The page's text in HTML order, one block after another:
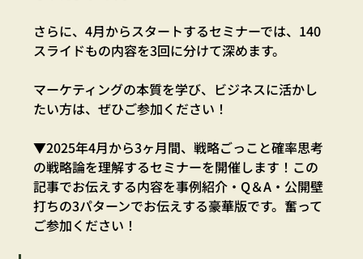
さらに、4月からスタートするセミナーでは、140
スライドもの内容を3回に分けて深めます。
マーケティングの本質を学び、ビジネスに活かし
たい方は、ぜひご参加ください！
▼2025年4月から3ヶ月間、戦略ごっこと確率思考
の戦略論を理解するセミナーを開催します！この
記事でお伝えする内容を事例紹介・Q＆A・公開壁
打ちの3パターンでお伝えする豪華版です。奮って
ご参加ください！